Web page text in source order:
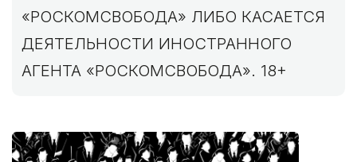
«РОСКОМСВОБОДА» ЛИБО КАСАЕТСЯ
ДЕЯТЕЛЬНОСТИ ИНОСТРАННОГО
АГЕНТА «РОСКОМСВОБОДА». 18+